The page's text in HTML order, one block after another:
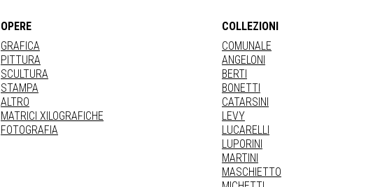
OPERE
GRAFICA
PITTURA
SCULTURA
STAMPA
ALTRO
MATRICI XILOGRAFICHE
FOTOGRAFIA
COLLEZIONI
COMUNALE
ANGELONI
BERTI
BONETTI
CATARSINI
LEVY
LUCARELLI
LUPORINI
MARTINI
MASCHIETTO